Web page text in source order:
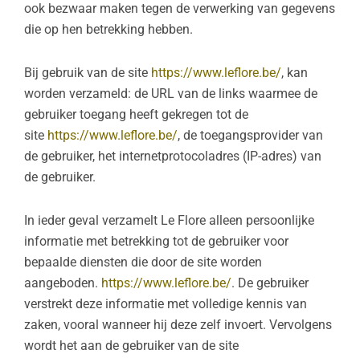
ook bezwaar maken tegen de verwerking van gegevens
die op hen betrekking hebben.
Bij gebruik van de site https://www.leflore.be/, kan
worden verzameld: de URL van de links waarmee de
gebruiker toegang heeft gekregen tot de
site https://www.leflore.be/, de toegangsprovider van
de gebruiker, het internetprotocoladres (IP-adres) van
de gebruiker.
In ieder geval verzamelt Le Flore alleen persoonlijke
informatie met betrekking tot de gebruiker voor
bepaalde diensten die door de site worden
aangeboden. https://www.leflore.be/. De gebruiker
verstrekt deze informatie met volledige kennis van
zaken, vooral wanneer hij deze zelf invoert. Vervolgens
wordt het aan de gebruiker van de site